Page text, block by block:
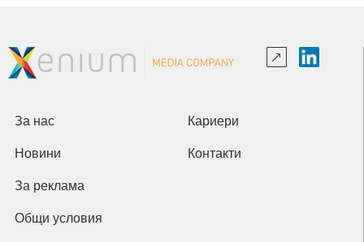
За нас Кариери
Новини Контакти
За реклама
Общи условия